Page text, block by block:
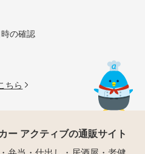
の確認
ちら
ー アクティブの通販サイト